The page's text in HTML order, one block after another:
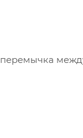
перемычка